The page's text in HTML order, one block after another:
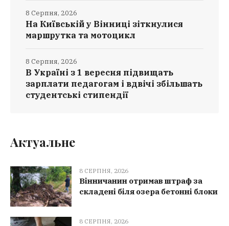
На Київській у Вінниці зіткнулися
маршрутка та мотоцикл
8 Серпня, 2026
В Україні з 1 вересня підвищать
зарплати педагогам і вдвічі збільшать
студентські стипендії
8 Серпня, 2026
Актуальне
8 СЕРПНЯ, 2026
Вінничанин отримав штраф за
складені біля озера бетонні блоки
8 СЕРПНЯ, 2026